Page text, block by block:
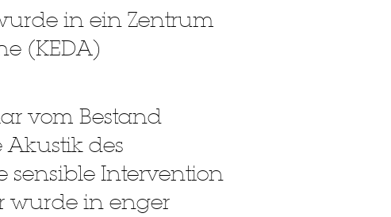
in ein Zentrum
(KEDA)
vom Bestand
des
sensible Intervention
wurde in enger